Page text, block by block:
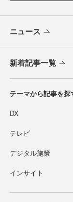
ニュース
新着記事一覧
テーマから記事を探
DX
テレビ
デジタル施策
インサイト